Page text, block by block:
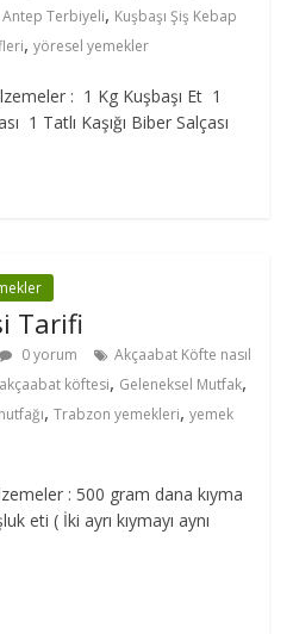
Antep Terbiyeli, Kuşbaşı Şiş Kebap
, yöresel yemekler
: 1 Kg Kuşbaşı Et 1
1 Tatlı Kaşığı Biber Salçası
Tarifi
0 yorum
Akçaabat Köfte nasıl
akçaabat köftesi, Geleneksel Mutfak,
, Trabzon yemekleri, yemek
: 500 gram dana kıyma
eti ( İki ayrı kıymayı aynı